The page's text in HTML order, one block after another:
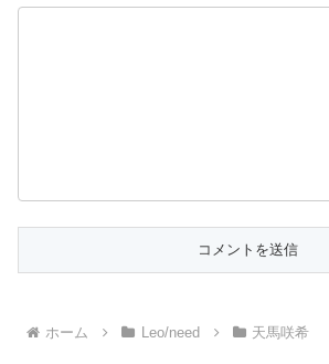
ホーム Leo/need 天馬咲希